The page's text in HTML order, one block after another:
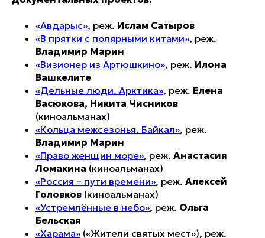
«Авдарыс», реж. Ислам Сатыров
«В прятки с полярными китами», реж.
Владимир Марин
«Визионер из Артюшкино», реж. Илона
Вашкелите
«Дельные люди. Арктика», реж. Елена
Васюкова, Никита Чисников
(киноальманах)
«Кольца межсезонья. Байкал», реж.
Владимир Марин
«Право женщин море», реж. Анастасия
Ломакина (киноальманах)
«Россия – пути времени», реж. Алексей
Головков (киноальманах)
«Устремлённые в небо», реж. Ольга
Бельская
«Харама» («Жители святых мест»), реж.